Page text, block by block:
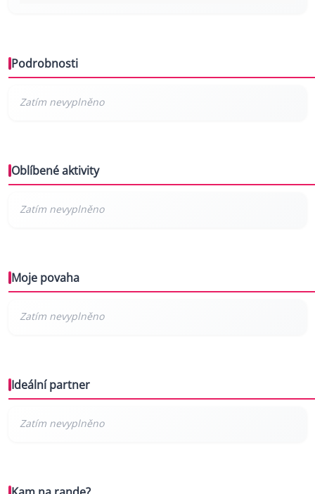
Podrobnosti
Oblíbené aktivity
Moje povaha
Ideální partner